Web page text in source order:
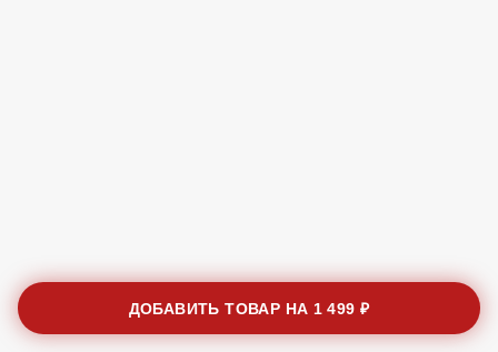
ДОБАВИТЬ ТОВАР НА 1 499 ₽